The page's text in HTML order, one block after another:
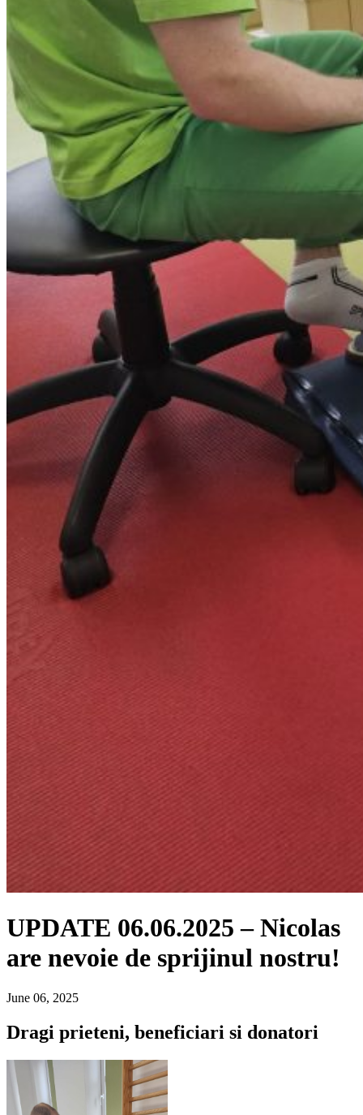
UPDATE 06.06.2025 – Nicolas
are nevoie de sprijinul nostru!
June 06, 2025
Dragi prieteni, beneficiari si donatori